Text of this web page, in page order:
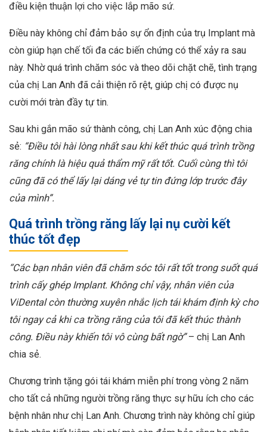
điều kiện thuận lợi cho việc lắp mão sứ.
Điều này không chỉ đảm bảo sự ổn định của trụ Implant mà
còn giúp hạn chế tối đa các biến chứng có thể xảy ra sau
này. Nhờ quá trình chăm sóc và theo dõi chặt chẽ, tình trạng
của chị Lan Anh đã cải thiện rõ rệt, giúp chị có được nụ
cười mới tràn đầy tự tin.
Sau khi gắn mão sứ thành công, chị Lan Anh xúc động chia
sẻ: “Điều tôi hài lòng nhất sau khi kết thúc quá trình trồng
răng chính là hiệu quả thẩm mỹ rất tốt. Cuối cùng thì tôi
cũng đã có thể lấy lại dáng vẻ tự tin đứng lớp trước đây
của mình”.
Quá trình trồng răng lấy lại nụ cười kết
thúc tốt đẹp
“Các bạn nhân viên đã chăm sóc tôi rất tốt trong suốt quá
trình cấy ghép Implant. Không chỉ vậy, nhân viên của
ViDental còn thường xuyên nhắc lịch tái khám định kỳ cho
tôi ngay cả khi ca trồng răng của tôi đã kết thúc thành
công. Điều này khiến tôi vô cùng bất ngờ”– chị Lan Anh
chia sẻ.
Chương trình tặng gói tái khám miễn phí trong vòng 2 năm
cho tất cả những người trồng răng thực sự hữu ích cho các
bệnh nhân như chị Lan Anh. Chương trình này không chỉ giúp